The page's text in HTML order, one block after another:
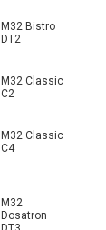
M32 Bistro
DT2
M32 Classic
C2
M32 Classic
C4
M32
Dosatron